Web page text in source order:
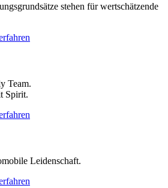
stehen für wertschätzende
Team.
Spirit.
Leidenschaft.